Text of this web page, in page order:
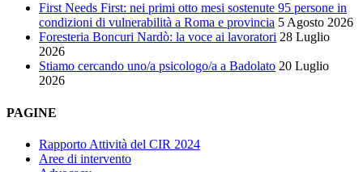
First Needs First: nei primi otto mesi sostenute 95 persone in
condizioni di vulnerabilità a Roma e provincia 5 Agosto 2026
Foresteria Boncuri Nardò: la voce ai lavoratori 28 Luglio
2026
Stiamo cercando uno/a psicologo/a a Badolato 20 Luglio
2026
PAGINE
Rapporto Attività del CIR 2024
Aree di intervento